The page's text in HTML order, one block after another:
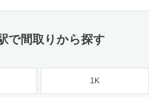
で間取りから探す
1K